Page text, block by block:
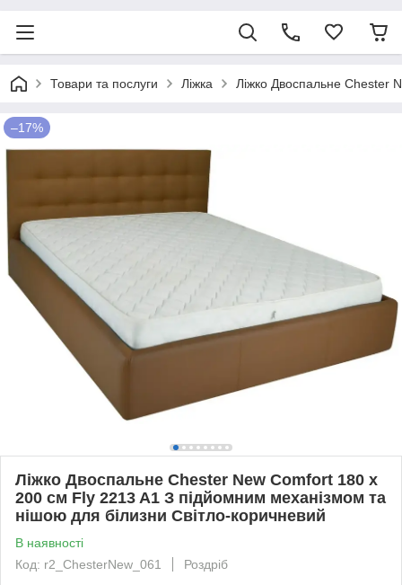
Товари та послуги Ліжка Ліжко Двоспальне Chester
–17%
Ліжко Двоспальне Chester New Comfort 180 х
200 см Fly 2213 A1 З підйомним механізмом та
нішою для білизни Світло-коричневий
В наявності
Код: r2_ChesterNew_061
Роздріб